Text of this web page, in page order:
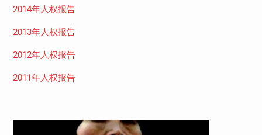
2014年人权报告
2013年人权报告
2012年人权报告
2011年人权报告